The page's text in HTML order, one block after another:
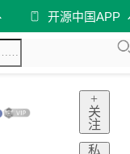
开源中国APP
+
关
注
私